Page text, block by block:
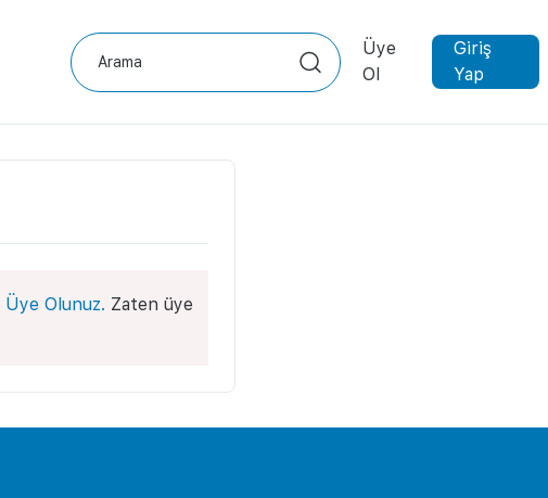
Üye
Ol
Giriş
Yap
Üye Olunuz. Zaten üye